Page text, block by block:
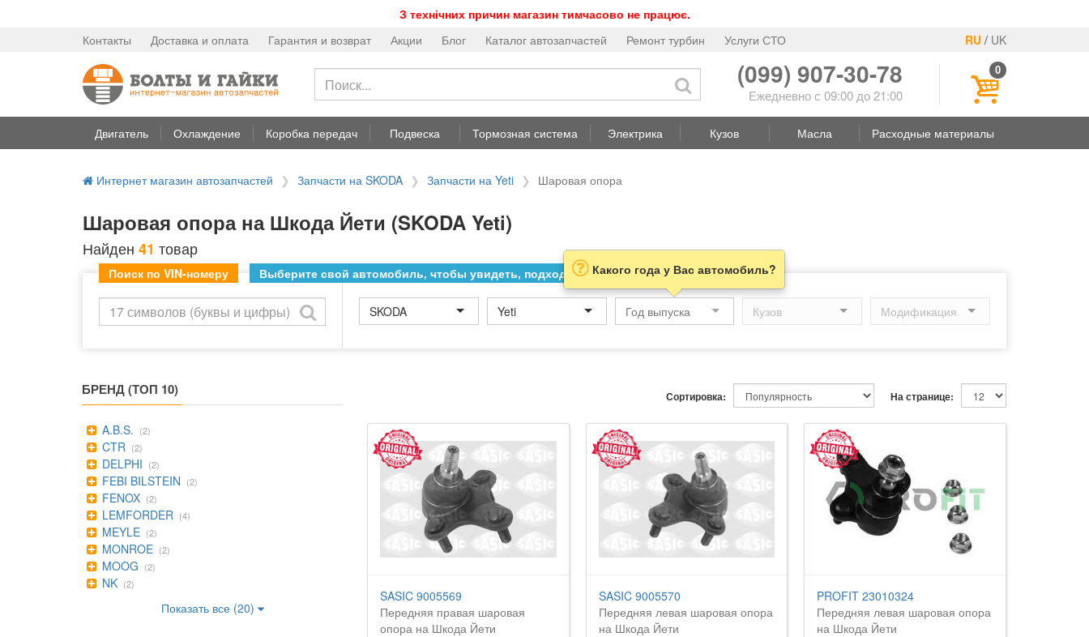
З технічних причин магазин тимчасово не працює.
RU / UK
Контакты Доставка и оплата Гарантия и возврат Акции Блог Каталог автозапчастей Ремонт турбин Услуги СТО
(099) 907-30-78
Ежедневно с 09:00 до 21:00
0
Двигатель Охлаждение Коробка передач Подвеска Тормозная система Электрика Кузов Масла Расходные материалы
Интернет магазин автозапчастей Запчасти на SKODA Запчасти на Yeti Шаровая опора
Шаровая опора на Шкода Йети (SKODA Yeti)
Найден 41 товар
Поиск по VIN-номеру Выберите свой автомобиль, чтобы увидеть, подходит ли товар к нему
SKODA Yeti
Какого года у Вас автомобиль?
БРЕНД (ТОП 10)
A.B.S. (2)
CTR (2)
DELPHI (2)
FEBI BILSTEIN (2)
FENOX (2)
LEMFORDER (4)
MEYLE (2)
MONROE (2)
MOOG (2)
NK (2)
Показать все (20)
На странице:
Сортировка:
SASIC 9005569
Передняя правая шаровая
опора на Шкода Йети
SASIC 9005570
Передняя левая шаровая опора
на Шкода Йети
PROFIT 23010324
Передняя левая шаровая опора
на Шкода Йети